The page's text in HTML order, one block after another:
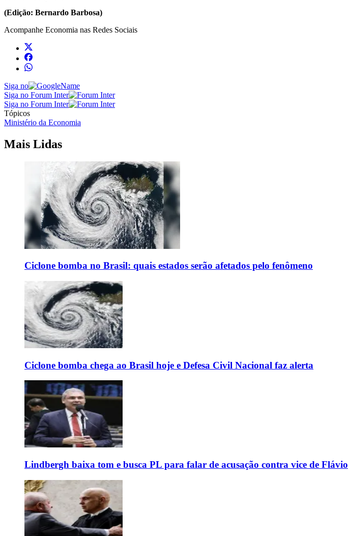
(Edição: Bernardo Barbosa)
Acompanhe Economia nas Redes Sociais
Siga no
Siga no Forum Inter
Siga no Forum Inter
Tópicos
Ministério da Economia
Mais Lidas
Ciclone bomba no Brasil: quais estados serão afetados pelo fenômeno
Ciclone bomba chega ao Brasil hoje e Defesa Civil Nacional faz alerta
Lindbergh baixa tom e busca PL para falar de acusação contra vice de Flávio